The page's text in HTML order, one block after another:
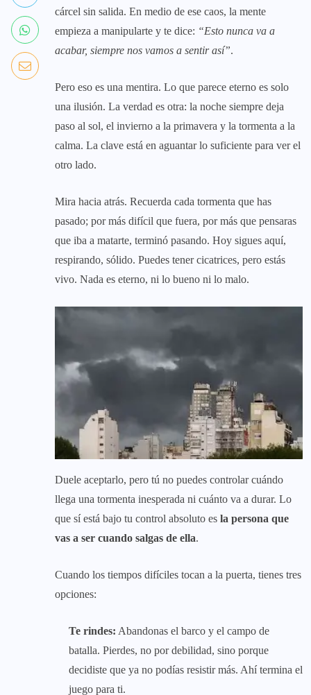
cárcel sin salida. En medio de ese caos, la mente
empieza a manipularte y te dice: “Esto nunca va a
acabar, siempre nos vamos a sentir así”.
Pero eso es una mentira. Lo que parece eterno es solo
una ilusión. La verdad es otra: la noche siempre deja
paso al sol, el invierno a la primavera y la tormenta a la
calma. La clave está en aguantar lo suficiente para ver el
otro lado.
Mira hacia atrás. Recuerda cada tormenta que has
pasado; por más difícil que fuera, por más que pensaras
que iba a matarte, terminó pasando. Hoy sigues aquí,
respirando, sólido. Puedes tener cicatrices, pero estás
vivo. Nada es eterno, ni lo bueno ni lo malo.
Duele aceptarlo, pero tú no puedes controlar cuándo
llega una tormenta inesperada ni cuánto va a durar. Lo
que sí está bajo tu control absoluto es la persona que
vas a ser cuando salgas de ella.
Cuando los tiempos difíciles tocan a la puerta, tienes tres
opciones:
Te rindes: Abandonas el barco y el campo de
batalla. Pierdes, no por debilidad, sino porque
decidiste que ya no podías resistir más. Ahí termina el
juego para ti.